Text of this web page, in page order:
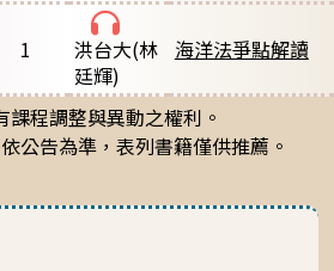
1 洪台大(林
廷輝)
海洋法爭點解讀
程調整與異動之權利。
公告為準，表列書籍僅供推薦。